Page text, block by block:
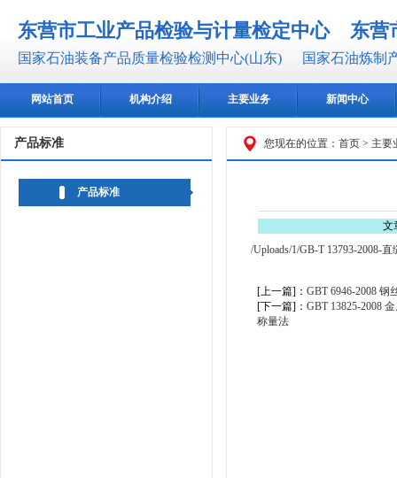
东营市工业产品检验与计量检定中心 东营
国家石油装备产品质量检验检测中心(山东) 国家石油炼制
网站首页 机构介绍 主要业务 新闻中心
产品标准
产品标准
您现在的位置： 首页 > 主要
文
/Uploads/1/GB-T 13793-2008-
[上一篇]：GBT 6946-2008
[下一篇]：GBT 13825-2008
称量法